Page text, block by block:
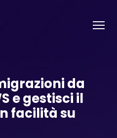
da
e gestisci il
facilità su